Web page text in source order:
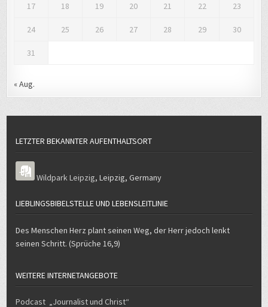
17 18 19 20 21 22 23
24 25 26 27 28 29 30
31
« Aug.
LETZTER BEKANNTER AUFENTHALTSORT
Wildpark Leipzig,Leipzig,Germany
LIEBLINGSBIBELSTELLE UND LEBENSLEITLINIE
Des Menschen Herz plant seinen Weg, der Herr jedoch lenkt
seinen Schritt. (Sprüche 16,9)
WEITERE INTERNETANGEBOTE
Podcast „Journalist und Christ“